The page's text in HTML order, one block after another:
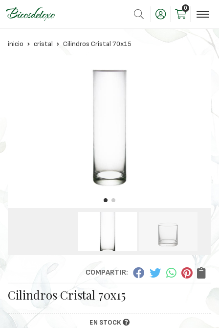
0
inicio cristal Cilindros Cristal 70x15
COMPARTIR:
Cilindros Cristal 70x15
EN STOCK